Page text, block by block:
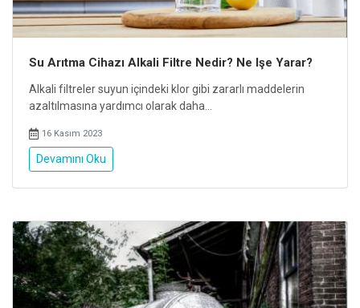
Su Arıtma Cihazı Alkali Filtre Nedir? Ne Işe Yarar?
Alkali filtreler suyun içindeki klor gibi zararlı maddelerin
azaltılmasına yardımcı olarak daha...
16 Kasım 2023
Devamını Oku